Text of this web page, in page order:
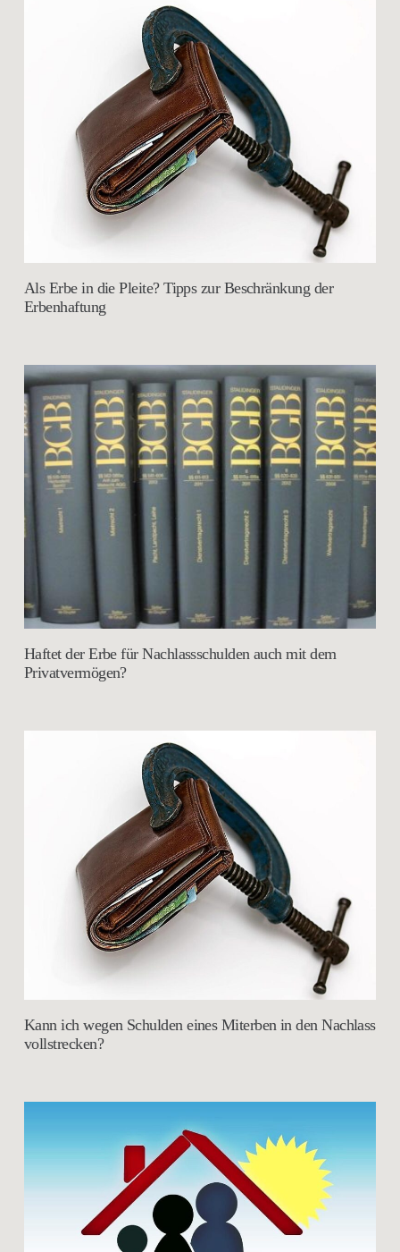
Als Erbe in die Pleite? Tipps zur Beschränkung der
Erbenhaftung
Haftet der Erbe für Nachlassschulden auch mit dem
Privatvermögen?
Kann ich wegen Schulden eines Miterben in den Nachlass
vollstrecken?